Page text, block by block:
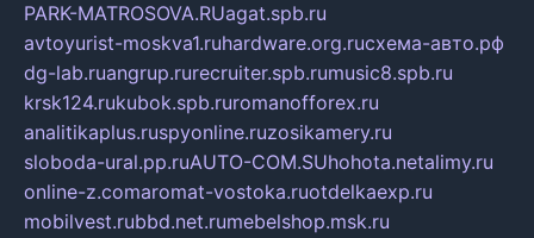
PARK-MATROSOVA.RUagat.spb.ru
avtoyurist-moskva1.ruhardware.org.ruсхема-авто.рф
dg-lab.ruangrup.rurecruiter.spb.rumusic8.spb.ru
krsk124.rukubok.spb.ruromanofforex.ru
analitikaplus.ruspyonline.ruzosikamery.ru
sloboda-ural.pp.ruAUTO-COM.SUhohota.netalimy.ru
online-z.comaromat-vostoka.ruotdelkaexp.ru
mobilvest.rubbd.net.rumebelshop.msk.ru